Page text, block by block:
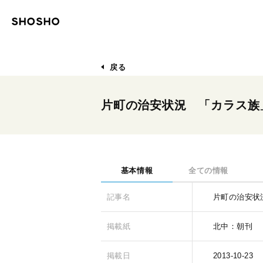
戻る
片町の治安状況 「カラス
基本情報 全ての情報
記事名 片町の治安
掲載紙 北中：朝刊
掲載日 2013-10-23